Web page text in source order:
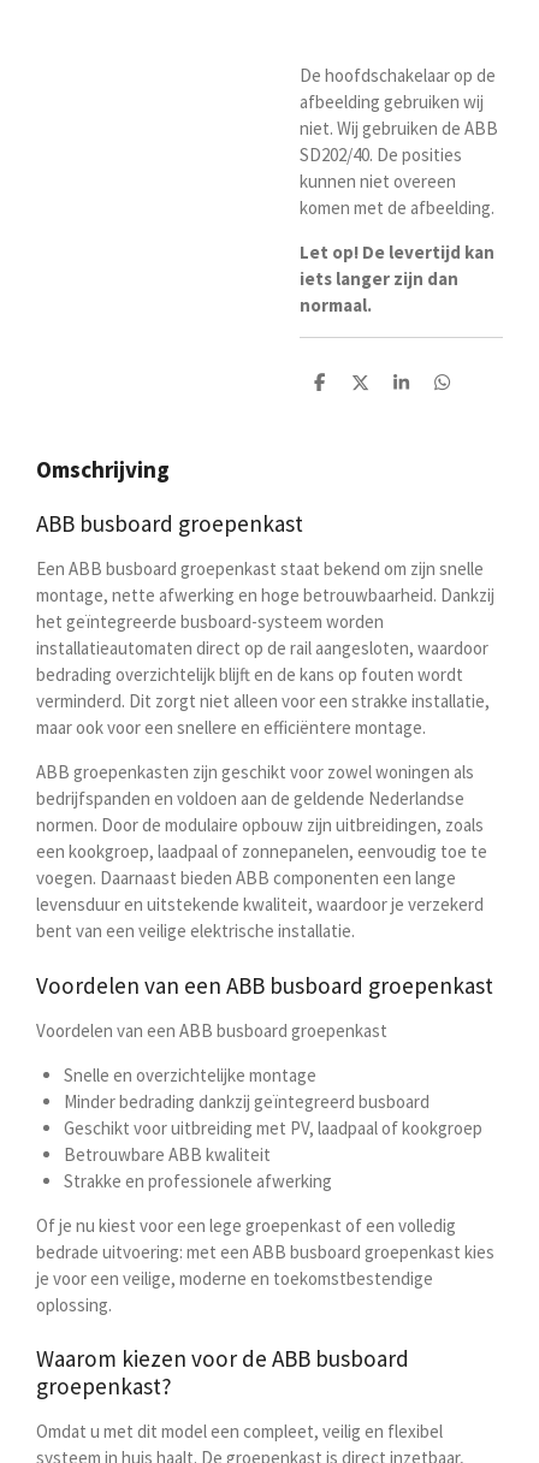
De hoofdschakelaar op de
afbeelding gebruiken wij
niet. Wij gebruiken de ABB
SD202/40. De posities
kunnen niet overeen
komen met de afbeelding.
Let op! De levertijd kan
iets langer zijn dan
normaal.
D
D
S
D
Omschrijving
ABB busboard groepenkast
Een ABB busboard groepenkast staat bekend om zijn snelle
montage, nette afwerking en hoge betrouwbaarheid. Dankzij
het geïntegreerde busboard-systeem worden
installatieautomaten direct op de rail aangesloten, waardoor
bedrading overzichtelijk blijft en de kans op fouten wordt
verminderd. Dit zorgt niet alleen voor een strakke installatie,
maar ook voor een snellere en efficiëntere montage.
ABB groepenkasten zijn geschikt voor zowel woningen als
bedrijfspanden en voldoen aan de geldende Nederlandse
normen. Door de modulaire opbouw zijn uitbreidingen, zoals
een kookgroep, laadpaal of zonnepanelen, eenvoudig toe te
voegen. Daarnaast bieden ABB componenten een lange
levensduur en uitstekende kwaliteit, waardoor je verzekerd
bent van een veilige elektrische installatie.
Voordelen van een ABB busboard groepenkast
Voordelen van een ABB busboard groepenkast
Snelle en overzichtelijke montage
Minder bedrading dankzij geïntegreerd busboard
Geschikt voor uitbreiding met PV, laadpaal of kookgroep
Betrouwbare ABB kwaliteit
Strakke en professionele afwerking
Of je nu kiest voor een lege groepenkast of een volledig
bedrade uitvoering: met een ABB busboard groepenkast kies
je voor een veilige, moderne en toekomstbestendige
oplossing.
Waarom kiezen voor de ABB busboard
groepenkast?
Omdat u met dit model een compleet, veilig en flexibel
systeem in huis haalt. De groepenkast is direct inzetbaar,